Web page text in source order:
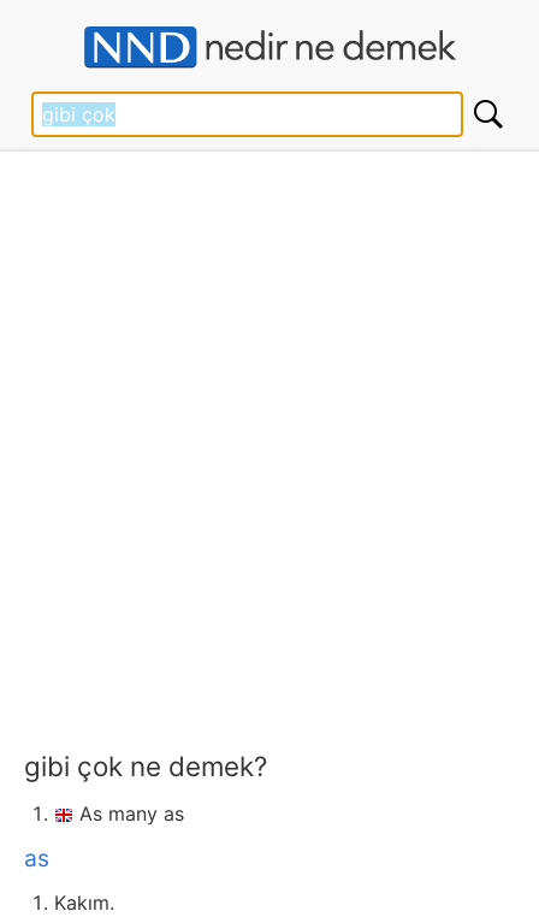
gibi çok ne demek?
As many as
as
Kakım.